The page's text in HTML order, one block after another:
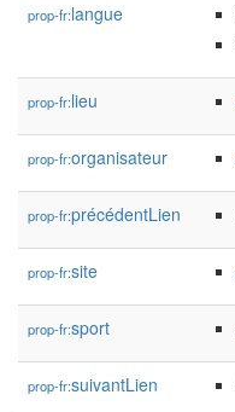
prop-fr:langue
prop-fr:lieu
prop-fr:organisateur
prop-fr:précédentLien
prop-fr:site
prop-fr:sport
prop-fr:suivantLien